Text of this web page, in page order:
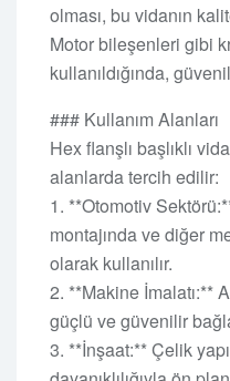
olması, bu vidanın
Motor bileşenleri gibi
kullanıldığında,
### Kullanım Alanları
Hex flanşlı başlıklı
alanlarda tercih edilir:
1. **Otomotiv
montajında ve diğer
olarak kullanılır.
2. **Makine İmalatı:**
güçlü ve güvenilir
3. **İnşaat:** Çelik